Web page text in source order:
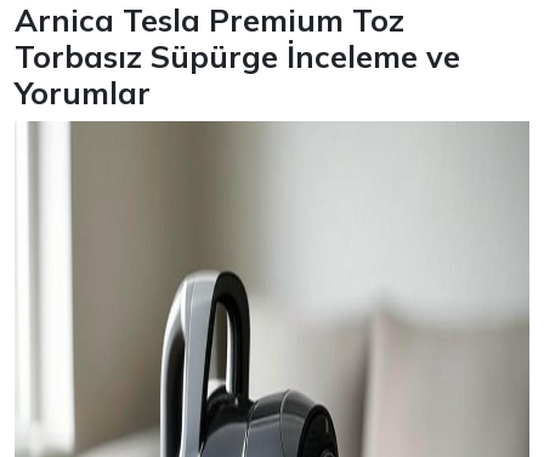
Arnica Tesla Premium Toz
Torbasız Süpürge İnceleme ve
Yorumlar